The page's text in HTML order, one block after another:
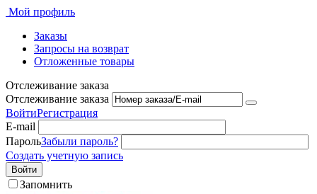
Мой профиль
Заказы
Запросы на возврат
Отложенные товары
Отслеживание заказа
Отслеживание заказа
ВойтиРегистрация
E-mail
ПарольЗабыли пароль?
Создать учетную запись
Войти
Запомнить